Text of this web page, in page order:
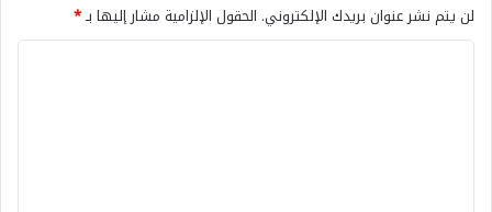
لن يتم نشر عنوان بريدك الإلكتروني. الحقول الإلزامية مشار إليها بـ*